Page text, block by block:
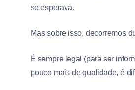
se esperava.
Mas sobre isso, decorremos
É sempre legal (para ser
pouco mais de qualidade, é